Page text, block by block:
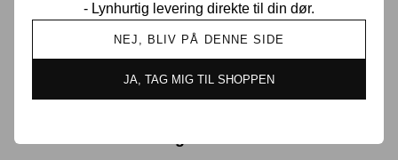
- Lynhurtig levering direkte til din dør.
NEJ, BLIV PÅ DENNE SIDE
JA, TAG MIG TIL SHOPPEN